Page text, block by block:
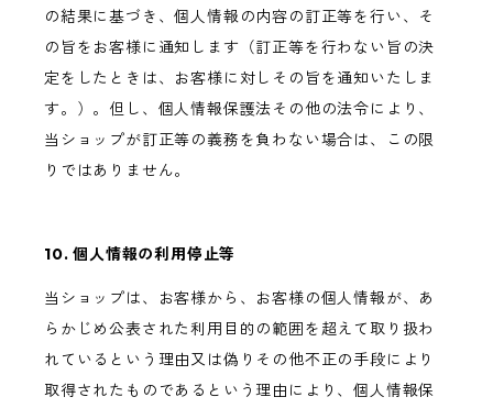
の結果に基づき、個人情報の内容の訂正等を行い、そ
の旨をお客様に通知します（訂正等を行わない旨の決
定をしたときは、お客様に対しその旨を通知いたしま
す。）。但し、個人情報保護法その他の法令により、
当ショップが訂正等の義務を負わない場合は、この限
りではありません。
10. 個人情報の利用停止等
当ショップは、お客様から、お客様の個人情報が、あ
らかじめ公表された利用目的の範囲を超えて取り扱わ
れているという理由又は偽りその他不正の手段により
取得されたものであるという理由により、個人情報保